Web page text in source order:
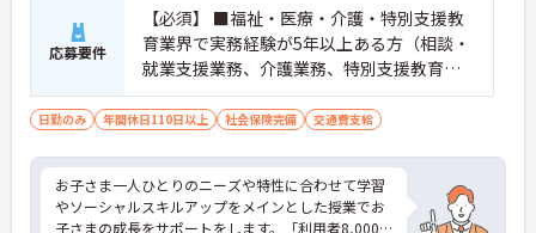
応募要件
【必須】 ■福祉・医療・介護・特別支援教
育業界で実務経験が5年以上ある方（相談・
就業支援業務、介護業務、特別支援教育な
ど） ■児童発達支援管理責任者研修受講者
日勤のみ 年間休日110日以上 社会保険完備 交通費支給
お子さま一人ひとりのニーズや特性に合わせて学習
やソーシャルスキルアップをメインとした授業でお
子さまの成長をサポートをします。「利用者8,000